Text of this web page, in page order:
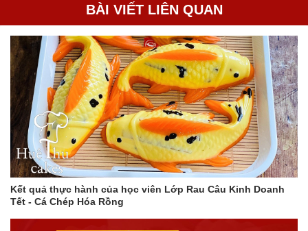
BÀI VIẾT LIÊN QUAN
Kết quả thực hành của học viên Lớp Rau Câu Kinh Doanh
Tết - Cá Chép Hóa Rồng